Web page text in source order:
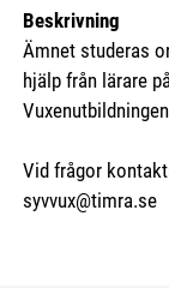
Beskrivning
Ämnet studeras
hjälp från lärare
Vid frågor
syvvux@timra.se